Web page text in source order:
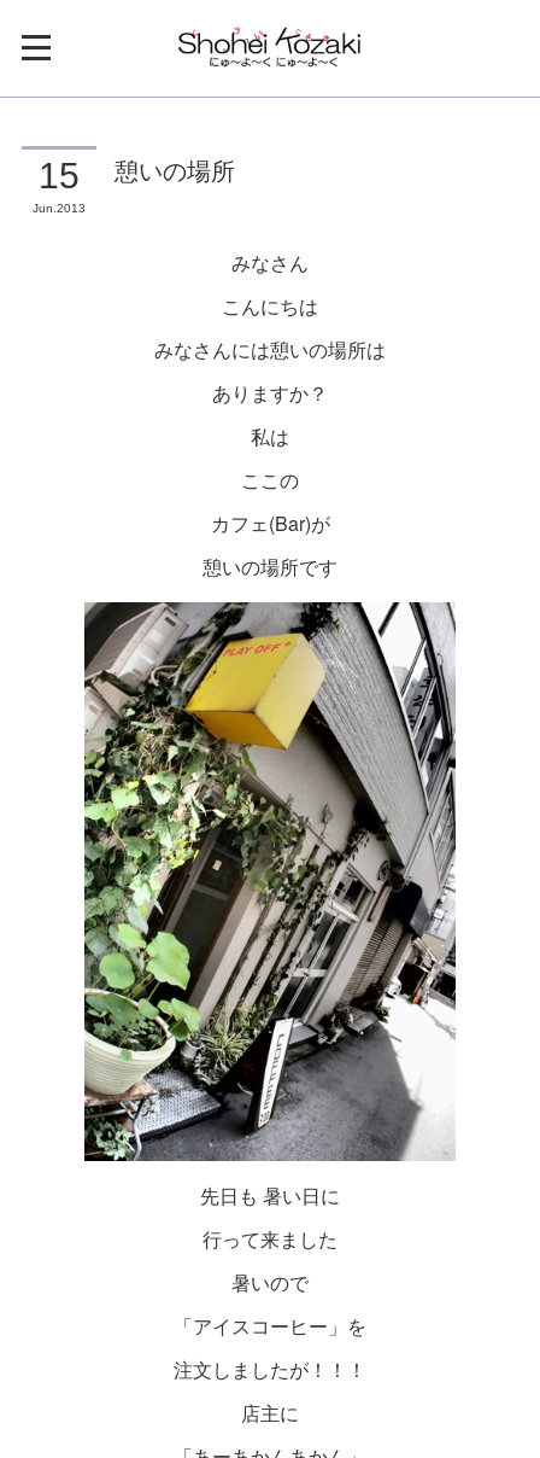
15
Jun 2013
憩いの場所
みなさん
こんにちは
みなさんには憩いの場所は
ありますか？
私は
ここの
カフェ(Bar)が
憩いの場所です
先日も 暑い日に
行って来ました
暑いので
「アイスコーヒー」を
注文しましたが！！！
店主に